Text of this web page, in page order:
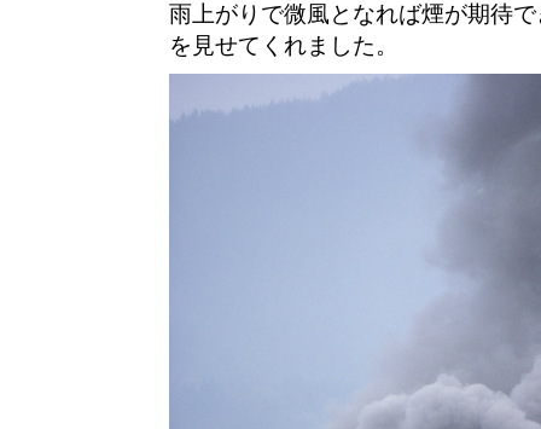
雨上がりで微風となれば煙が期待
を見せてくれました。